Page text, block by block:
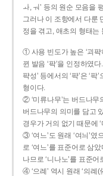
ㅘ, ㅝ’ 등의 원순 모음을
그러나 이 조항에서 다룬
정을 겪고, 애초의 형태는
① 사용 빈도가 높은 ‘괴퍅
뀐 발음 ‘팍’을 인정하였
퍅성’ 등에서의 ‘퍅’은 ‘
형이다.
② ‘미류나무’는 버드나무
버드나무의 의미를 담고
경우가 거의 없기 때문에
③ ‘여느’도 원래 ‘여늬’였
로 ‘여느’를 표준어로 삼
나므로 ‘니나노’를 표준어
④ ‘으례’ 역시 원래 ‘의례(